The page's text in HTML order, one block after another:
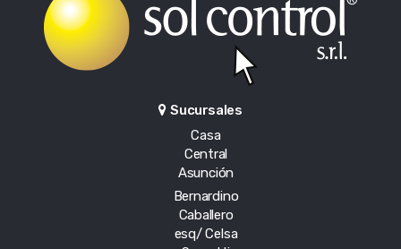
Sucursales
Casa
Central
Asunción
Bernardino
Caballero
esq/ Celsa